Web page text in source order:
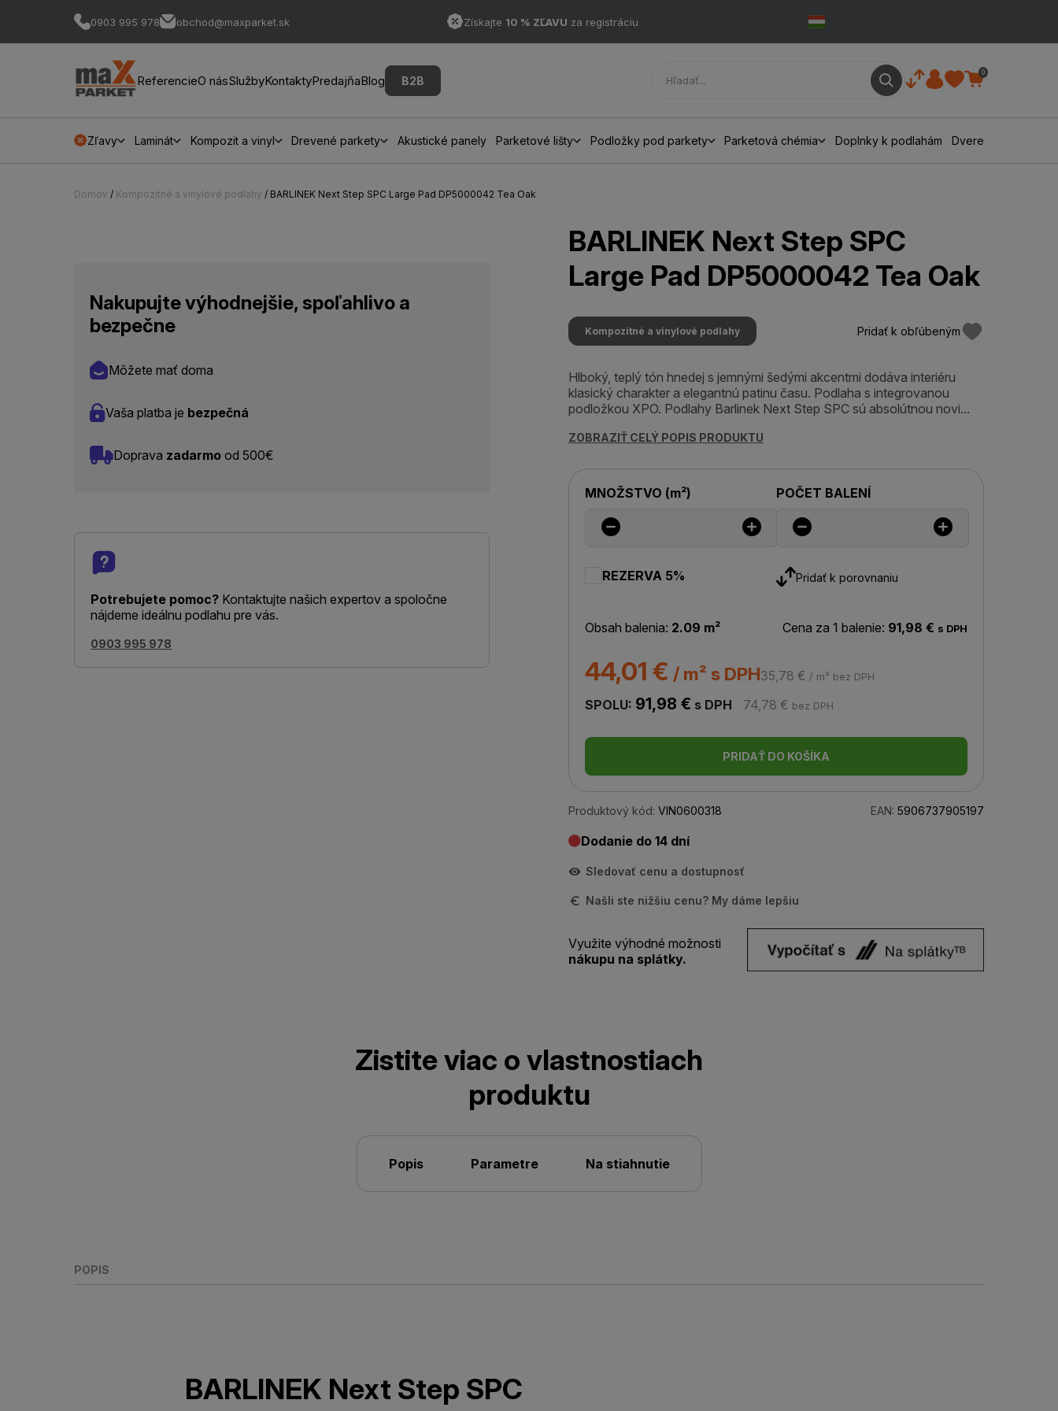
0903 995 978 obchod@maxparket.sk Získajte 10 % ZĽAVU za registráciu
ReferencieO násSlužbyKontaktyPredajňaBlog B2B
0
Zľavy Laminát Kompozit a vinyl Drevené parkety Akustické panely Parketové lišty Podložky pod parkety Parketová chémia Doplnky k podlahám Dvere
Domov / Kompozitné a vinylové podlahy / BARLINEK Next Step SPC Large Pad DP5000042 Tea Oak
Nakupujte výhodnejšie, spoľahlivo a
bezpečne
Môžete mať doma
Vaša platba je bezpečná
Doprava zadarmo od 500€
Potrebujete pomoc? Kontaktujte našich expertov a spoločne
nájdeme ideálnu podlahu pre vás.
0903 995 978
BARLINEK Next Step SPC
Large Pad DP5000042 Tea Oak
Kompozitné a vinylové podlahy Pridať k obľúbeným
Hlboký, teplý tón hnedej s jemnými šedými akcentmi dodáva interiéru
klasický charakter a elegantnú patinu času. Podlaha s integrovanou
podložkou XPO. Podlahy Barlinek Next Step SPC sú absolútnou novi...
ZOBRAZIŤ CELÝ POPIS PRODUKTU
MNOŽSTVO (m²) POČET BALENÍ
REZERVA 5% Pridať k porovnaniu
Obsah balenia: 2.09 m² Cena za 1 balenie: 91,98 € s DPH
44,01 € / m² s DPH35,78 € / m² bez DPH
SPOLU: 91,98 € s DPH 74,78 € bez DPH
PRIDAŤ DO KOŠÍKA
Produktový kód: VIN0600318 EAN: 5906737905197
Dodanie do 14 dní
Sledovať cenu a dostupnosť
Našli ste nižšiu cenu? My dáme lepšiu
Využite výhodné možnosti
nákupu na splátky.
Zistite viac o vlastnostiach
produktu
Popis Parametre Na stiahnutie
POPIS
BARLINEK Next Step SPC